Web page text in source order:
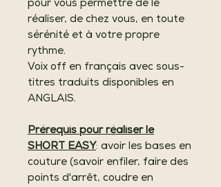
pour vous permettre de le
réaliser, de chez vous, en toute
sérénité et à votre propre
rythme.
Voix off en français avec sous-
titres traduits disponibles en
ANGLAIS.
Prérequis pour réaliser le
SHORT EASY: avoir les bases en
couture (savoir enfiler, faire des
points d'arrêt, coudre en